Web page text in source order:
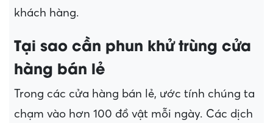
khách hàng.
Tại sao cần phun khử trùng cửa
hàng bán lẻ
Trong các cửa hàng bán lẻ, ước tính chúng ta
chạm vào hơn 100 đồ vật mỗi ngày. Các dịch